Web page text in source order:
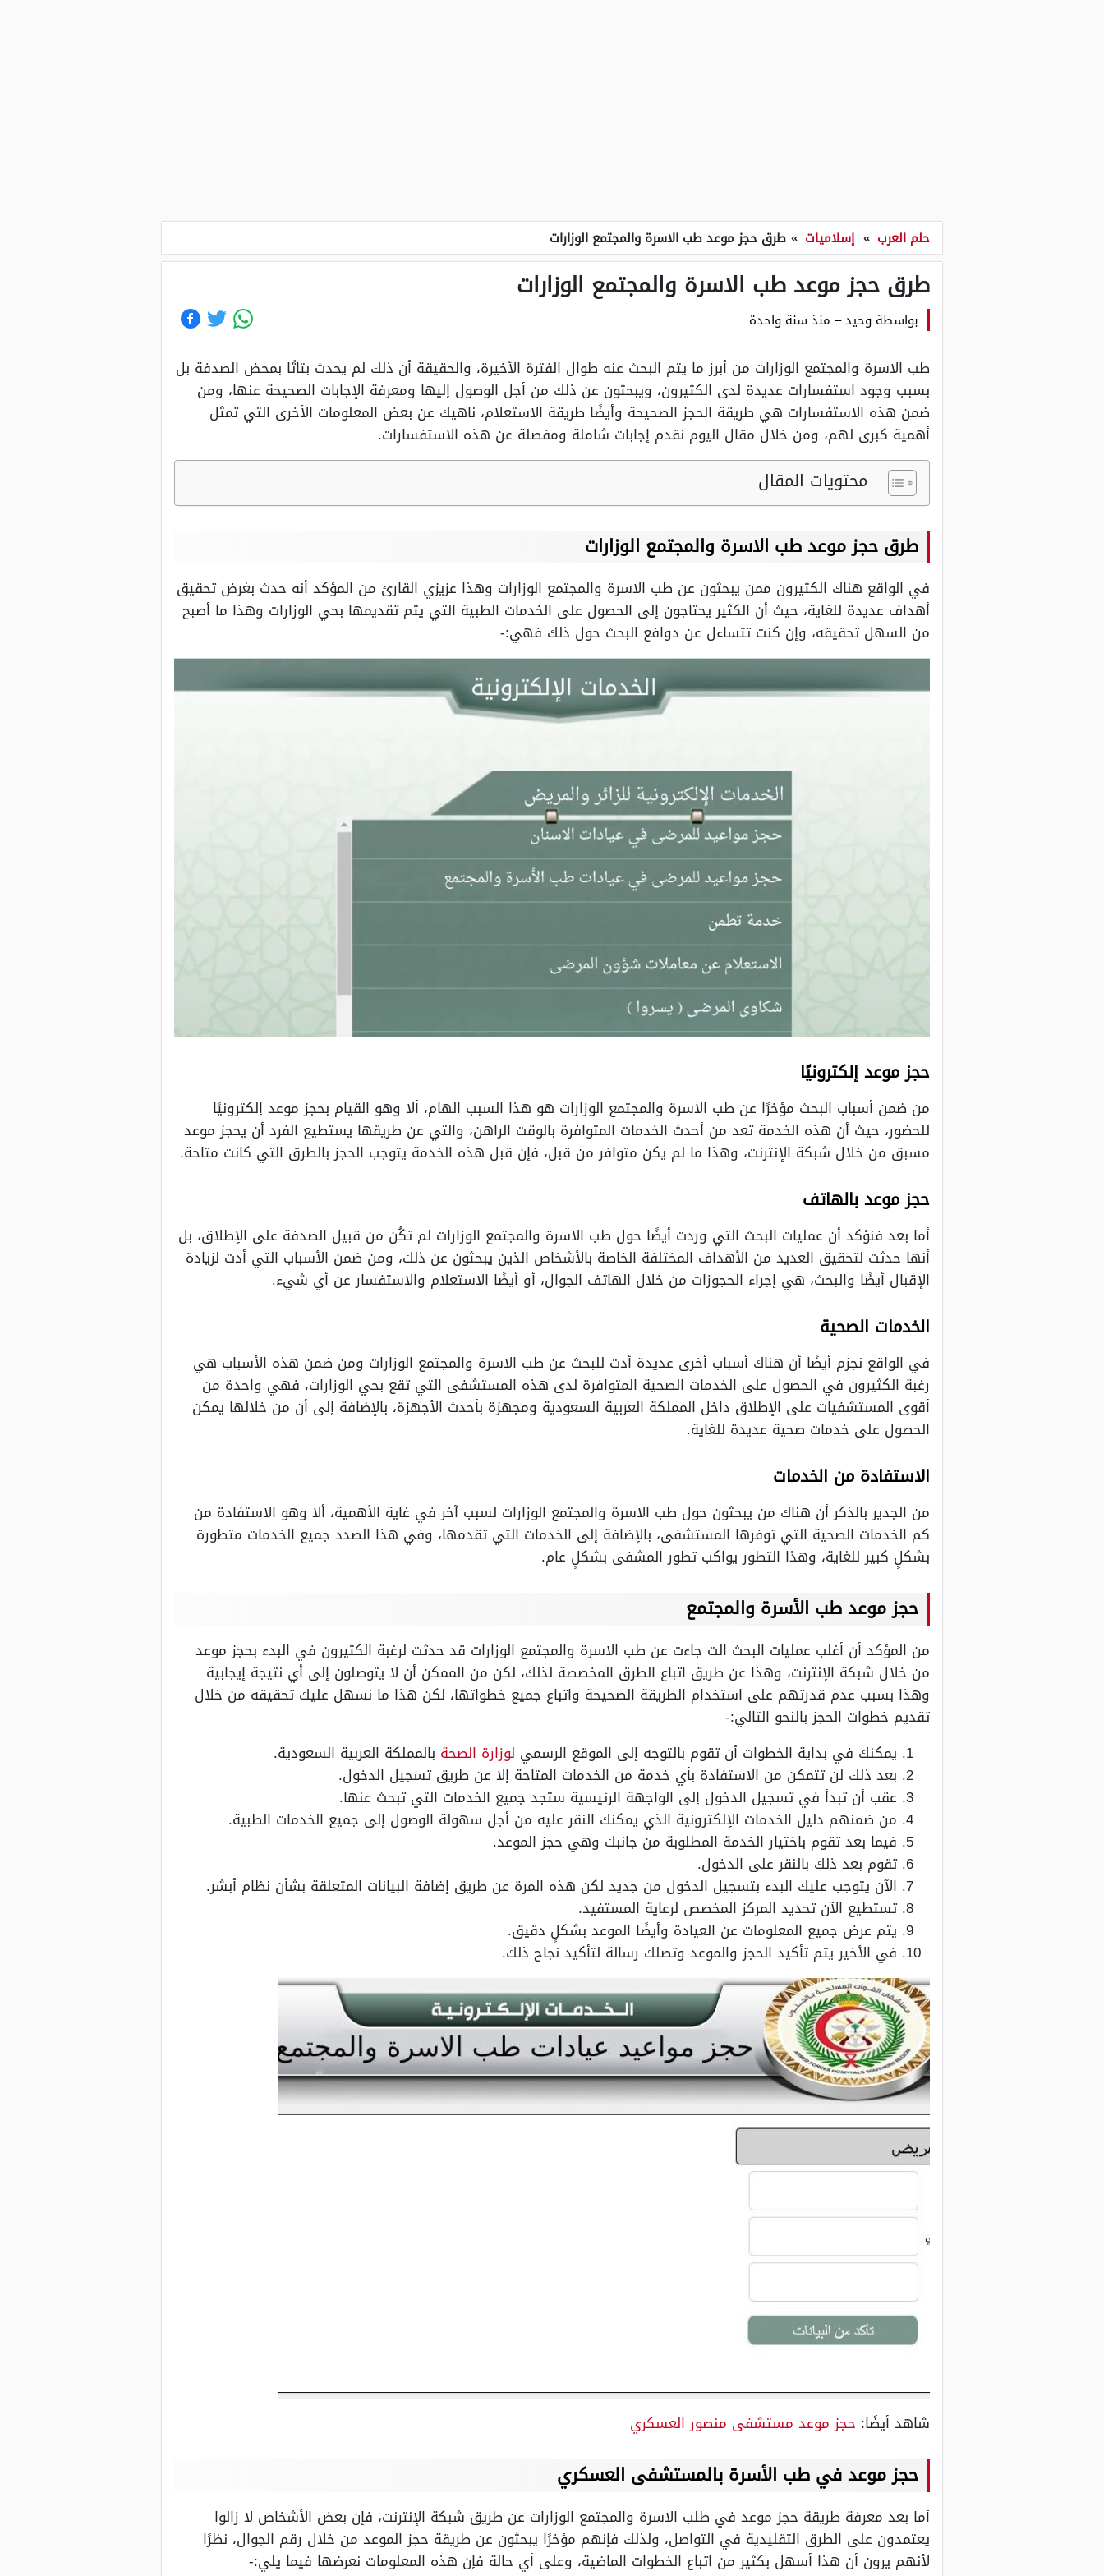
حلم العرب » إسلاميات » طرق حجز موعد طب الاسرة والمجتمع الوزارات
طرق حجز موعد طب الاسرة والمجتمع الوزارات
بواسطة وحيد– منذ سنة واحدة
طب الاسرة والمجتمع الوزارات من أبرز ما يتم البحث عنه طوال الفترة الأخيرة، والحقيقة أن ذلك لم يحدث بتاتًا بمحض الصدفة بل
بسبب وجود استفسارات عديدة لدى الكثيرون، ويبحثون عن ذلك من أجل الوصول إليها ومعرفة الإجابات الصحيحة عنها، ومن
ضمن هذه الاستفسارات هي طريقة الحجز الصحيحة وأيضًا طريقة الاستعلام، ناهيك عن بعض المعلومات الأخرى التي تمثل
أهمية كبرى لهم، ومن خلال مقال اليوم نقدم إجابات شاملة ومفصلة عن هذه الاستفسارات.
محتويات المقال
طرق حجز موعد طب الاسرة والمجتمع الوزارات
في الواقع هناك الكثيرون ممن يبحثون عن طب الاسرة والمجتمع الوزارات وهذا عزيزي القارئ من المؤكد أنه حدث بغرض تحقيق
أهداف عديدة للغاية، حيث أن الكثير يحتاجون إلى الحصول على الخدمات الطبية التي يتم تقديمها بحي الوزارات وهذا ما أصبح
من السهل تحقيقه، وإن كنت تتساءل عن دوافع البحث حول ذلك فهي:-
حجز موعد إلكترونيًا
من ضمن أسباب البحث مؤخرًا عن طب الاسرة والمجتمع الوزارات هو هذا السبب الهام، ألا وهو القيام بحجز موعد إلكترونيًا
للحضور، حيث أن هذه الخدمة تعد من أحدث الخدمات المتوافرة بالوقت الراهن، والتي عن طريقها يستطيع الفرد أن يحجز موعد
مسبق من خلال شبكة الإنترنت، وهذا ما لم يكن متوافر من قبل، فإن قبل هذه الخدمة يتوجب الحجز بالطرق التي كانت متاحة.
حجز موعد بالهاتف
أما بعد فنؤكد أن عمليات البحث التي وردت أيضًا حول طب الاسرة والمجتمع الوزارات لم تكُن من قبيل الصدفة على الإطلاق، بل
أنها حدثت لتحقيق العديد من الأهداف المختلفة الخاصة بالأشخاص الذين يبحثون عن ذلك، ومن ضمن الأسباب التي أدت لزيادة
الإقبال أيضًا والبحث، هي إجراء الحجوزات من خلال الهاتف الجوال، أو أيضًا الاستعلام والاستفسار عن أي شيء.
الخدمات الصحية
في الواقع نجزم أيضًا أن هناك أسباب أخرى عديدة أدت للبحث عن طب الاسرة والمجتمع الوزارات ومن ضمن هذه الأسباب هي
رغبة الكثيرون في الحصول على الخدمات الصحية المتوافرة لدى هذه المستشفى التي تقع بحي الوزارات، فهي واحدة من
أقوى المستشفيات على الإطلاق داخل المملكة العربية السعودية ومجهزة بأحدث الأجهزة، بالإضافة إلى أن من خلالها يمكن
الحصول على خدمات صحية عديدة للغاية.
الاستفادة من الخدمات
من الجدير بالذكر أن هناك من يبحثون حول طب الاسرة والمجتمع الوزارات لسبب آخر في غاية الأهمية، ألا وهو الاستفادة من
كم الخدمات الصحية التي توفرها المستشفى، بالإضافة إلى الخدمات التي تقدمها، وفي هذا الصدد جميع الخدمات متطورة
بشكلٍ كبير للغاية، وهذا التطور يواكب تطور المشفى بشكلٍ عام.
حجز موعد طب الأسرة والمجتمع
من المؤكد أن أغلب عمليات البحث الت جاءت عن طب الاسرة والمجتمع الوزارات قد حدثت لرغبة الكثيرون في البدء بحجز موعد
من خلال شبكة الإنترنت، وهذا عن طريق اتباع الطرق المخصصة لذلك، لكن من الممكن أن لا يتوصلون إلى أي نتيجة إيجابية
وهذا بسبب عدم قدرتهم على استخدام الطريقة الصحيحة واتباع جميع خطواتها، لكن هذا ما نسهل عليك تحقيقه من خلال
تقديم خطوات الحجز بالنحو التالي:-
يمكنك في بداية الخطوات أن تقوم بالتوجه إلى الموقع الرسمي لوزارة الصحة بالمملكة العربية السعودية.
بعد ذلك لن تتمكن من الاستفادة بأي خدمة من الخدمات المتاحة إلا عن طريق تسجيل الدخول.
عقب أن تبدأ في تسجيل الدخول إلى الواجهة الرئيسية ستجد جميع الخدمات التي تبحث عنها.
من ضمنهم دليل الخدمات الإلكترونية الذي يمكنك النقر عليه من أجل سهولة الوصول إلى جميع الخدمات الطبية.
فيما بعد تقوم باختيار الخدمة المطلوبة من جانبك وهي حجز الموعد.
تقوم بعد ذلك بالنقر على الدخول.
الآن يتوجب عليك البدء بتسجيل الدخول من جديد لكن هذه المرة عن طريق إضافة البيانات المتعلقة بشأن نظام أبشر.
تستطيع الآن تحديد المركز المخصص لرعاية المستفيد.
يتم عرض جميع المعلومات عن العيادة وأيضًا الموعد بشكلٍ دقيق.
في الأخير يتم تأكيد الحجز والموعد وتصلك رسالة لتأكيد نجاح ذلك.
شاهد أيضًا: حجز موعد مستشفى منصور العسكري
حجز موعد في طب الأسرة بالمستشفى العسكري
أما بعد معرفة طريقة حجز موعد في طلب الاسرة والمجتمع الوزارات عن طريق شبكة الإنترنت، فإن بعض الأشخاص لا زالوا
يعتمدون على الطرق التقليدية في التواصل، ولذلك فإنهم مؤخرًا يبحثون عن طريقة حجز الموعد من خلال رقم الجوال، نظرًا
لأنهم يرون أن هذا أسهل بكثير من اتباع الخطوات الماضية، وعلى أي حالة فإن هذه المعلومات نعرضها فيما يلي:-